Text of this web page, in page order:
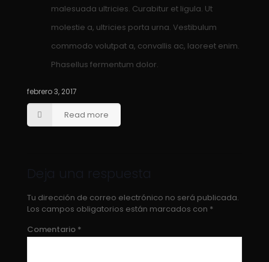
malesuada ultricies. Curabitur et ligula. Ut
molestie a, ultricies porta urna. Vestibulum
commodo volutpat a, convallis ac, laoreet enim.
Phasellus fermentum dolor.
febrero 3, 2017
Read more
Deja una respuesta
Tu dirección de correo electrónico no será publicada.
Los campos obligatorios están marcados con *
Comentario *